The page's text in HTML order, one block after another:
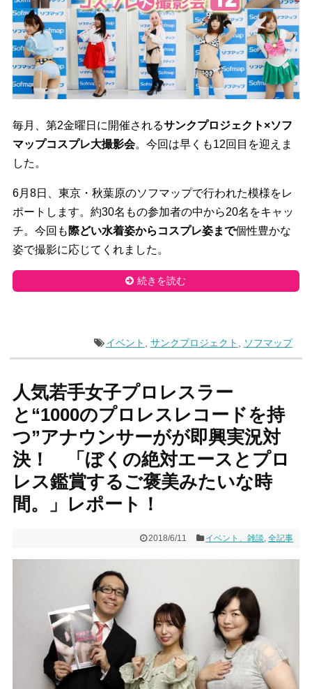
毎月、第2金曜日に開催されるサンクプロジェクト×ソフ
マップコスプレ大撮影会。今回は早くも12回目を迎えま
した。
6月8日、東京・秋葉原のソフマップで行われた模様をレ
ポートします。約30名もの参加者の中から20名をキャッ
チ。今回も 際どい水着姿からコスプレ姿まで個性豊かな
姿で撮影に応じてくれました。
続きを読む
イベント , サンクプロジェクト , ソフマップ
人気若手女子プロレスラー
と“1000のプロレスレコードを持
つ”アナウンサーがが即興実況対
決！ 「ぼくの絶対エースとプロ
レス鑑賞するご褒美みたいな時
間。」レポート！
2018/6/11 イベント、雑談,全記事